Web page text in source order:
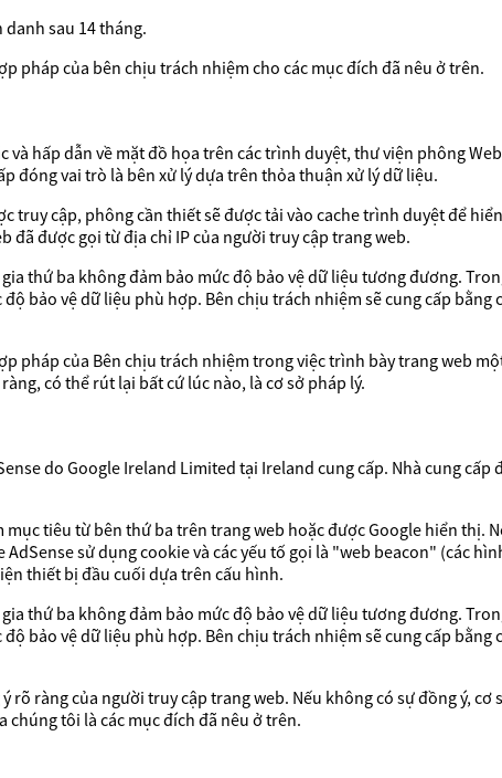
sau 14 tháng.
pháp của bên chịu trách nhiệm cho các mục đích đã nêu ở trên.
hấp dẫn về mặt đồ họa trên các trình duyệt, thư viện phông
đóng vai trò là bên xử lý dựa trên thỏa thuận xử lý dữ liệu.
truy cập, phông cần thiết sẽ được tải vào cache trình duyệt để
được gọi từ địa chỉ IP của người truy cập trang web.
thứ ba không đảm bảo mức độ bảo vệ dữ liệu tương đương.
bảo vệ dữ liệu phù hợp. Bên chịu trách nhiệm sẽ cung cấp
pháp của Bên chịu trách nhiệm trong việc trình bày trang web
có thể rút lại bất cứ lúc nào, là cơ sở pháp lý.
do Google Ireland Limited tại Ireland cung cấp. Nhà cung
tiêu từ bên thứ ba trên trang web hoặc được Google hiển thị.
sử dụng cookie và các yếu tố gọi là "web beacon" (các
thiết bị đầu cuối dựa trên cấu hình.
thứ ba không đảm bảo mức độ bảo vệ dữ liệu tương đương.
bảo vệ dữ liệu phù hợp. Bên chịu trách nhiệm sẽ cung cấp
rõ ràng của người truy cập trang web. Nếu không có sự đồng ý,
tôi là các mục đích đã nêu ở trên.